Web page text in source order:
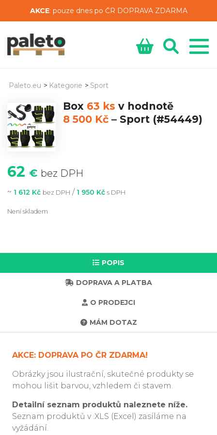
AKCE: pouze dnes po ČR DOPRAVA ZDARMA
Paleto.eu > Kategorie > Sport
Box 63 ks v hodnotě
8 500 Kč – Sport (#54449)
62 € bez DPH
~ 1 612 Kč bez DPH / 1 950 Kč s DPH
Není skladem
POPIS
DOPRAVA A PLATBA
O PRODEJCI
MÁM DOTAZ
AKCE: DOPRAVA PO ČR ZDARMA!
Obrázky jsou ilustrační, skutečné produkty se
mohou lišit barvou, vzhledem či stavem.
Detailní seznam produktů naleznete níže.
Seznam produktů v .XLS (Excel) zasíláme na
vyžádání.